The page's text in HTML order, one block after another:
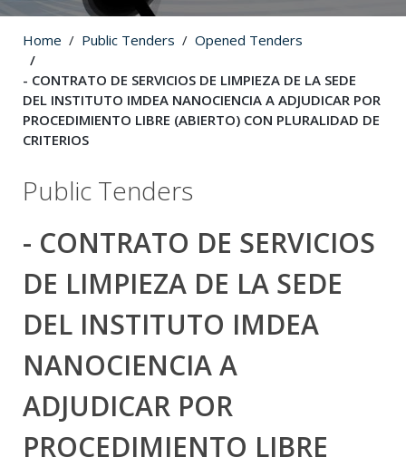
Home Public Tenders Opened Tenders
- CONTRATO DE SERVICIOS DE LIMPIEZA DE LA SEDE
DEL INSTITUTO IMDEA NANOCIENCIA A ADJUDICAR POR
PROCEDIMIENTO LIBRE (ABIERTO) CON PLURALIDAD DE
CRITERIOS
Public Tenders
- CONTRATO DE SERVICIOS
DE LIMPIEZA DE LA SEDE
DEL INSTITUTO IMDEA
NANOCIENCIA A
ADJUDICAR POR
PROCEDIMIENTO LIBRE